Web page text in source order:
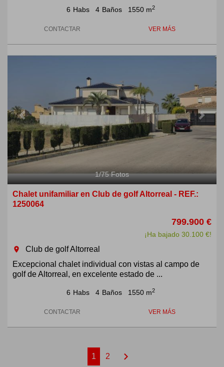
6 Habs 4 Baños 1550 m2
CONTACTAR VER MÁS
1/75Fotos
Chalet unifamiliar en Club de golf Altorreal - REF.:
1250064
799.900 €
¡Ha bajado 30.100 €!
room
Club de golf Altorreal
Excepcional chalet individual con vistas al campo de
golf de Altorreal, en excelente estado de ...
6 Habs 4 Baños 1550 m2
CONTACTAR VER MÁS
1 2 chevron_right